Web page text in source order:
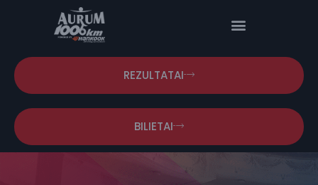
REZULTATAI
BILIETAI